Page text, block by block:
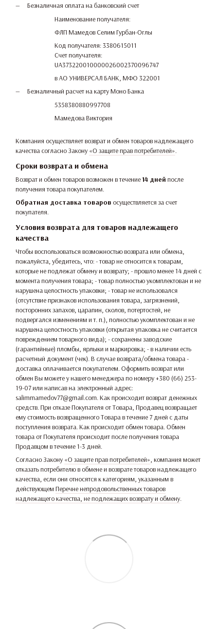
Безналичная оплата на банковский счет
Наименование получателя:
ФЛП Мамедов Селим Гурбан-Оглы
Код получателя: 3380615011
Счет получателя:
UA373220010000026002370096747
в АО УНИВЕРСАЛ БАНК, МФО 322001
Безналичный расчет на карту Моно Банка
5358380880997708
Мамедова Виктория
Компания осуществляет возврат и обмен товаров надлежащего
качества согласно Закону «О защите прав потребителей».
Сроки возврата и обмена
Возврат и обмен товаров возможен в течение14 дней после
получения товара покупателем.
Обратная доставка товаров осуществляется за счет
покупателя.
Условия возврата для товаров надлежащего
качества
Чтобы воспользоваться возможностью возврата или обмена,
пожалуйста, убедитесь, что: - товар не относится к товарам,
которые не подлежат обмену и возврату; - прошло менее 14 дней с
момента получения товара; - товар полностью укомплектован и не
нарушена целостность упаковки; - товар не использовался
(отсутствие признаков использования товара, загрязнений,
посторонних запахов, царапин, сколов, потертостей, не
подвергался изменениям и т. п.), полностью укомплектован и не
нарушена целостность упаковки (открытая упаковка не считается
повреждением товарного вида); - сохранены заводские
(гарантийные) пломбы, ярлыки и маркировка; - в наличии есть
расчетный документ (чек). В случае возврата/обмена товара -
доставка оплачивается покупателем. Оформить возврат или
обмен Вы можете у нашего менеджера по номеру +380 (66) 253-
19-07 или написав на электронный адрес:
salimmamedov77@gmail.com. Как происходит возврат денежных
средств. При отказе Покупателя от Товара, Продавец возвращает
ему стоимость возвращенного Товара в течение 7 дней с даты
поступления возврата. Как происходит обмен товара. Обмен
товара от Покупателя происходит после получения товара
Продавцом в течение 1-3 дней.
Согласно Закону «О защите прав потребителей», компания может
отказать потребителю в обмене и возврате товаров надлежащего
качества, если они относятся к категориям, указанным в
действующем Перечне непродовольственных товаров
надлежащего качества, не подлежащих возврату и обмену.